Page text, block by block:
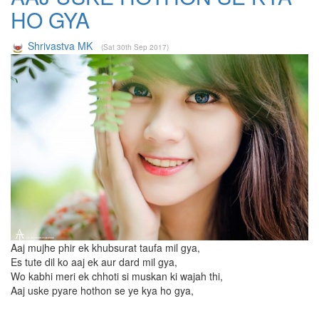
HO GYA
Shrivastva MK (Sat 30th Sep 2017)
Aaj mujhe phir ek khubsurat taufa mil gya,
Es tute dil ko aaj ek aur dard mil gya,
Wo kabhi meri ek chhoti si muskan ki wajah thi,
Aaj uske pyare hothon se ye kya ho gya,